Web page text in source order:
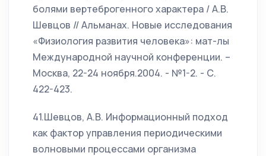
болями вертеброгенного характера / А.В.
Шевцов // Альманах. Новые исследования
«Физиология развития человека»: мат-лы
Международной научной конференции. –
Москва, 22-24 ноября.2004. - №1-2. - С.
422-423.
41.Шевцов, А.В. Информационный подход
как фактор управления периодическими
волновыми процессами организма